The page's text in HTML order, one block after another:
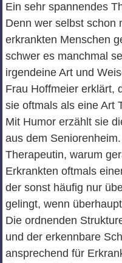
Ein sehr spannendes
Denn wer selbst schon
erkrankten Menschen
schwer es manchmal
irgendeine Art und
Frau Hoffmeier erklärt,
sie oftmals als eine Art
Mit Humor erzählt sie
aus dem
Therapeutin, warum
Erkrankten oftmals
der sonst häufig nur
gelingt, wenn
Die ordnenden
und der erkennbare
ansprechend für